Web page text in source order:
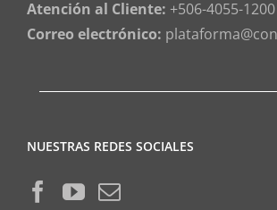
Atención al Cliente: +506-4055-1200
Correo electrónico:
NUESTRAS REDES SOCIALES